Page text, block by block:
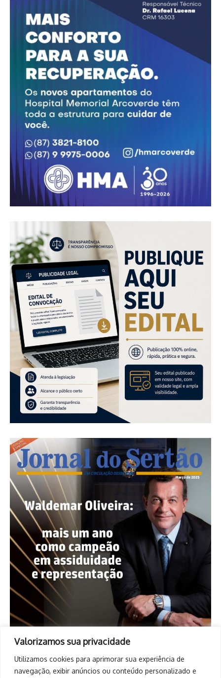
Valorizamos sua privacidade
Utilizamos cookies para aprimorar sua experiência de
navegação, exibir anúncios ou conteúdo personalizado e